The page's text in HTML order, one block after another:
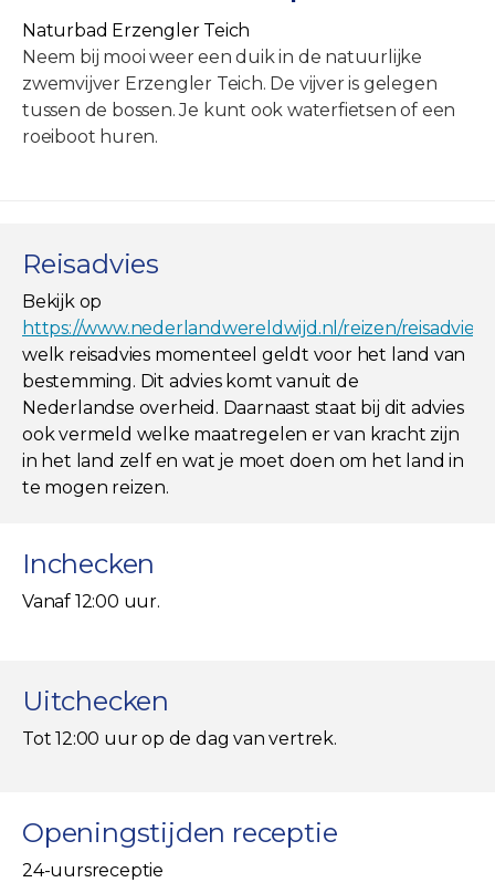
Naturbad Erzengler Teich
Neem bij mooi weer een duik in de natuurlijke
zwemvijver Erzengler Teich. De vijver is gelegen
tussen de bossen. Je kunt ook waterfietsen of een
roeiboot huren.
Reisadvies
Bekijk op
https://www.nederlandwereldwijd.nl/reizen/
welk reisadvies momenteel geldt voor het land van
bestemming. Dit advies komt vanuit de
Nederlandse overheid. Daarnaast staat bij dit advies
ook vermeld welke maatregelen er van kracht zijn
in het land zelf en wat je moet doen om het land in
te mogen reizen.
Inchecken
Vanaf 12:00 uur.
Uitchecken
Tot 12:00 uur op de dag van vertrek.
Openingstijden receptie
24-uursreceptie